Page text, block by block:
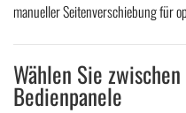
manueller Seitenverschiebung für
Wählen Sie
Bedienpanele